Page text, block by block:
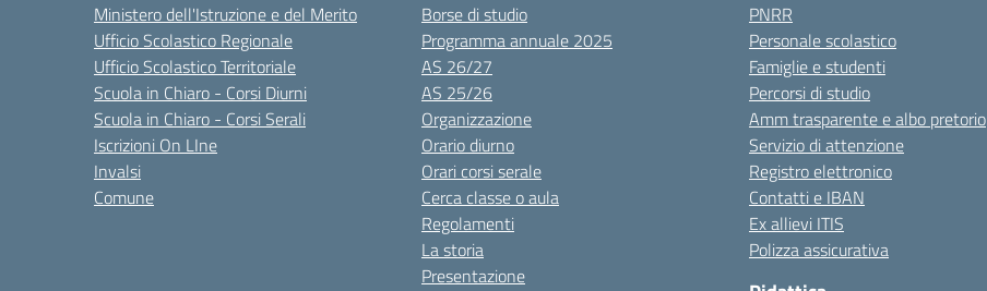
Ministero dell'Istruzione e del Merito
Ufficio Scolastico Regionale
Ufficio Scolastico Territoriale
Scuola in Chiaro - Corsi Diurni
Scuola in Chiaro - Corsi Serali
Iscrizioni On LIne
Invalsi
Comune
Borse di studio
Programma annuale 2025
AS 26/27
AS 25/26
Organizzazione
Orario diurno
Orari corsi serale
Cerca classe o aula
Regolamenti
La storia
Presentazione
PNRR
Personale scolastico
Famiglie e studenti
Percorsi di studio
Amm trasparente e albo pretorio
Servizio di attenzione
Registro elettronico
Contatti e IBAN
Ex allievi ITIS
Polizza assicurativa